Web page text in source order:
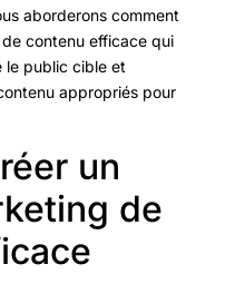
aborderons comment
contenu efficace qui
le public cible et
appropriés pour
un
de